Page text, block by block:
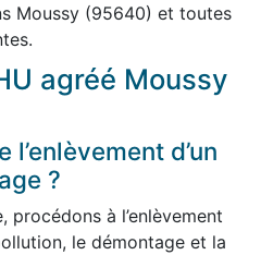
Moussy (95640) et toutes
agréé Moussy
d’un
?
procédons à l’enlèvement
le démontage et la